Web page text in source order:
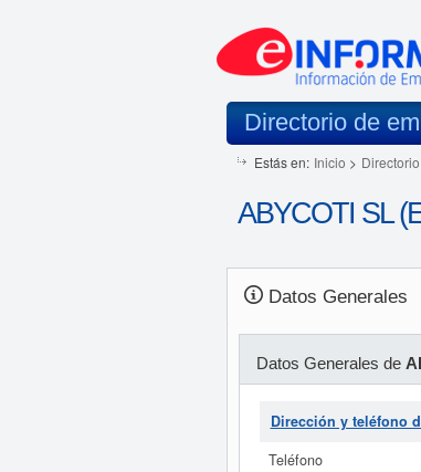
Directorio de
Estás en: Inicio >
ABYCOTI SL
Datos Generales
Datos Generales de
Dirección y teléfono
Teléfono